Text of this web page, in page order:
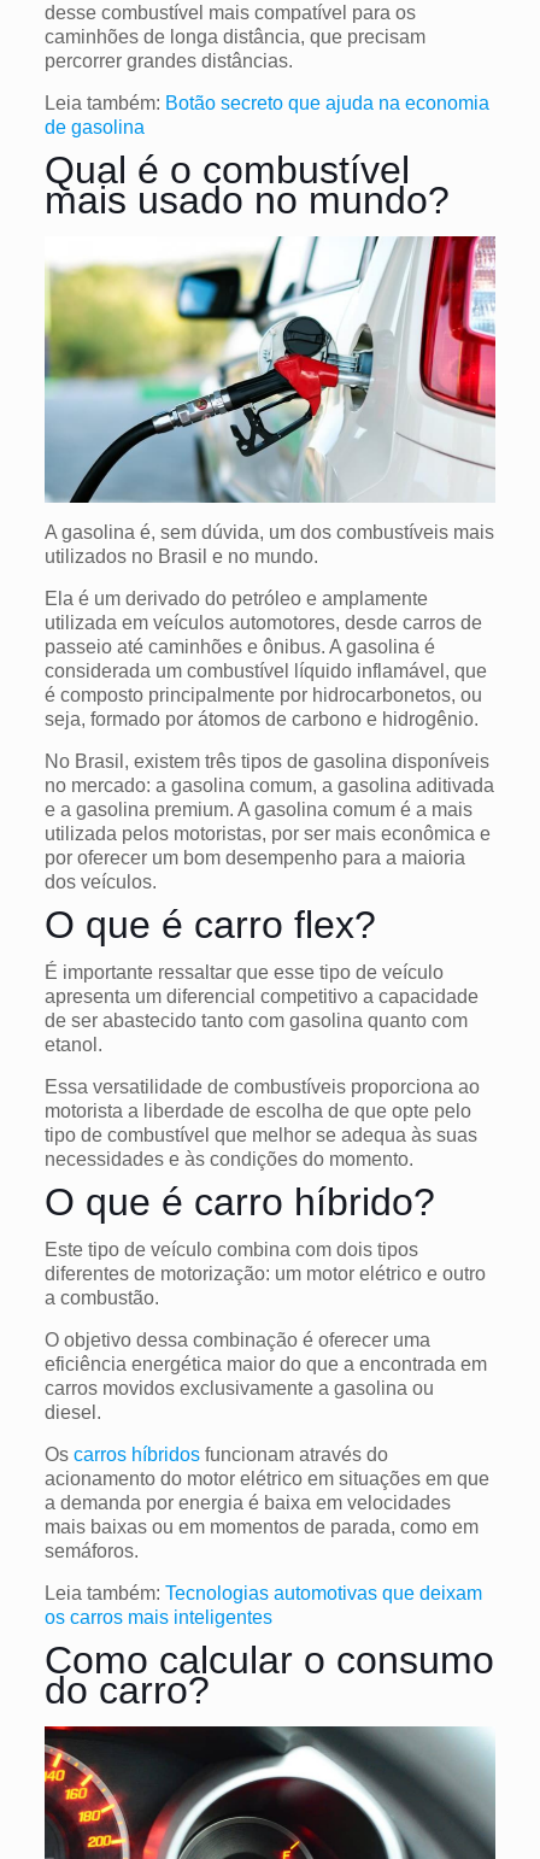
desse combustível mais compatível para os
caminhões de longa distância, que precisam
percorrer grandes distâncias.
Leia também: Botão secreto que ajuda na economia
de gasolina
Qual é o combustível
mais usado no mundo?
A gasolina é, sem dúvida, um dos combustíveis mais
utilizados no Brasil e no mundo.
Ela é um derivado do petróleo e amplamente
utilizada em veículos automotores, desde carros de
passeio até caminhões e ônibus. A gasolina é
considerada um combustível líquido inflamável, que
é composto principalmente por hidrocarbonetos, ou
seja, formado por átomos de carbono e hidrogênio.
No Brasil, existem três tipos de gasolina disponíveis
no mercado: a gasolina comum, a gasolina aditivada
e a gasolina premium. A gasolina comum é a mais
utilizada pelos motoristas, por ser mais econômica e
por oferecer um bom desempenho para a maioria
dos veículos.
O que é carro flex?
É importante ressaltar que esse tipo de veículo
apresenta um diferencial competitivo a capacidade
de ser abastecido tanto com gasolina quanto com
etanol.
Essa versatilidade de combustíveis proporciona ao
motorista a liberdade de escolha de que opte pelo
tipo de combustível que melhor se adequa às suas
necessidades e às condições do momento.
O que é carro híbrido?
Este tipo de veículo combina com dois tipos
diferentes de motorização: um motor elétrico e outro
a combustão.
O objetivo dessa combinação é oferecer uma
eficiência energética maior do que a encontrada em
carros movidos exclusivamente a gasolina ou
diesel.
Os carros híbridosfuncionam através do
acionamento do motor elétrico em situações em que
a demanda por energia é baixa em velocidades
mais baixas ou em momentos de parada, como em
semáforos.
Leia também: Tecnologias automotivas que deixam
os carros mais inteligentes
Como calcular o consumo
do carro?